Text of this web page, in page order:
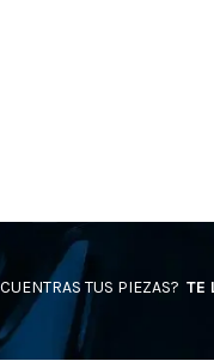
TUS PIEZAS? TE